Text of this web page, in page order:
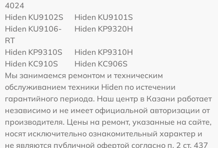
4024
Hiden KU9102S
Hiden KU9101S
Hiden KU9106-
RT
Hiden KP9320H
Hiden KP9310S
Hiden KP9310H
Hiden KC910S
Hiden KC906S
Мы занимаемся ремонтом и техническим
обслуживанием техники Hiden по истечении
гарантийного периода. Наш центр в Казани работает
независимо и не имеет официальной авторизации от
производителя. Цены на ремонт, указанные на сайте,
носят исключительно ознакомительный характер и
не являются публичной офертой согласно п. 2 ст. 437